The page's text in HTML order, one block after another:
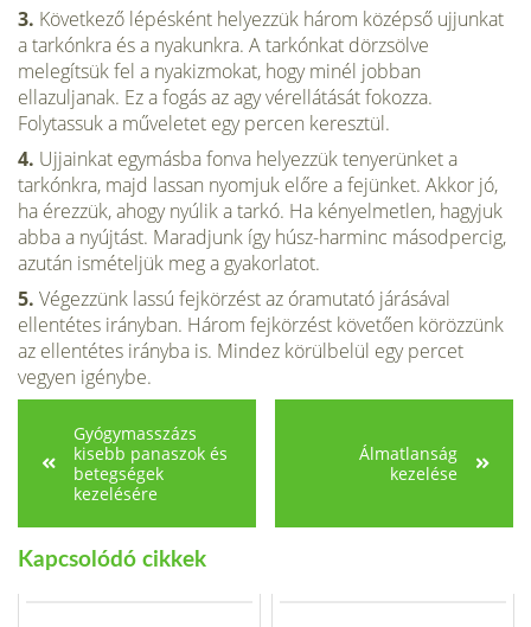
3. Következő lépésként helyezzük három középső ujjunkat
a tarkónkra és a nyakunkra. A tarkónkat dör­zsölve
melegítsük fel a nyakizmokat, hogy minél jobban
ellazuljanak. Ez a fogás az agy vérellátását fokozza.
Folytassuk a műveletet egy percen keresztül.
4. Ujjainkat egymásba fonva helyez­zük tenyerünket a
tarkónkra, majd lassan nyomjuk előre a fejünket. Akkor jó,
ha érezzük, ahogy nyúlik a tarkó. Ha kényelmetlen, hagyjuk
abba a nyújtást. Maradjunk így húsz­-harminc másodpercig,
azután ismé­teljük meg a gyakorlatot.
5. Végezzünk lassú fejkörzést az óra­mutató járásával
ellentétes irányban. Három fejkörzést követően köröz­zünk
az ellentétes irányba is. Mindez körülbelül egy percet
vegyen igénybe.
Gyógymasszázs
kisebb panaszok és
betegségek
kezelésére
Álmatlanság
kezelése
Kapcsolódó cikkek